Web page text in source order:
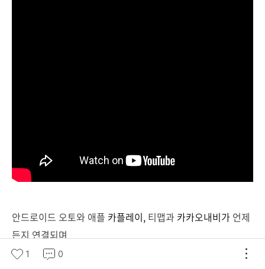
안드로이드 오토와 애플 카플레이, 티맵과 카카오내비가 언제
든지 연결되며
오프로드에서 꼭 필요한 방위와 좌표,
차량 기울기
1 0